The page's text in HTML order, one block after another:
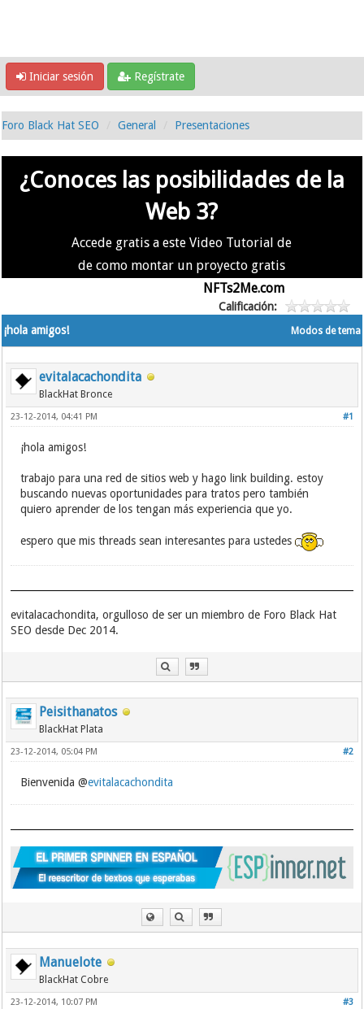
Iniciar sesión Regístrate
Foro Black Hat SEO General Presentaciones
¿Conoces las posibilidades de la
Web 3?
Accede gratis a este Video Tutorial de
de como montar un proyecto gratis
NFTs2Me.com
Calificación:
Modos de tema
¡hola amigos!
evitalacachondita
BlackHat Bronce
#1
23-12-2014, 04:41 PM
¡hola amigos!
trabajo para una red de sitios web y hago link building. estoy
buscando nuevas oportunidades para tratos pero también
quiero aprender de los tengan más experiencia que yo.
espero que mis threads sean interesantes para ustedes
evitalacachondita, orgulloso de ser un miembro de Foro Black Hat
SEO desde Dec 2014.
Peisithanatos
BlackHat Plata
#2
23-12-2014, 05:04 PM
Bienvenida @evitalacachondita
Manuelote
BlackHat Cobre
#3
23-12-2014, 10:07 PM